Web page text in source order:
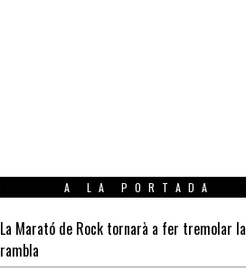
A LA PORTADA
La Marató de Rock tornarà a fer tremolar la
rambla